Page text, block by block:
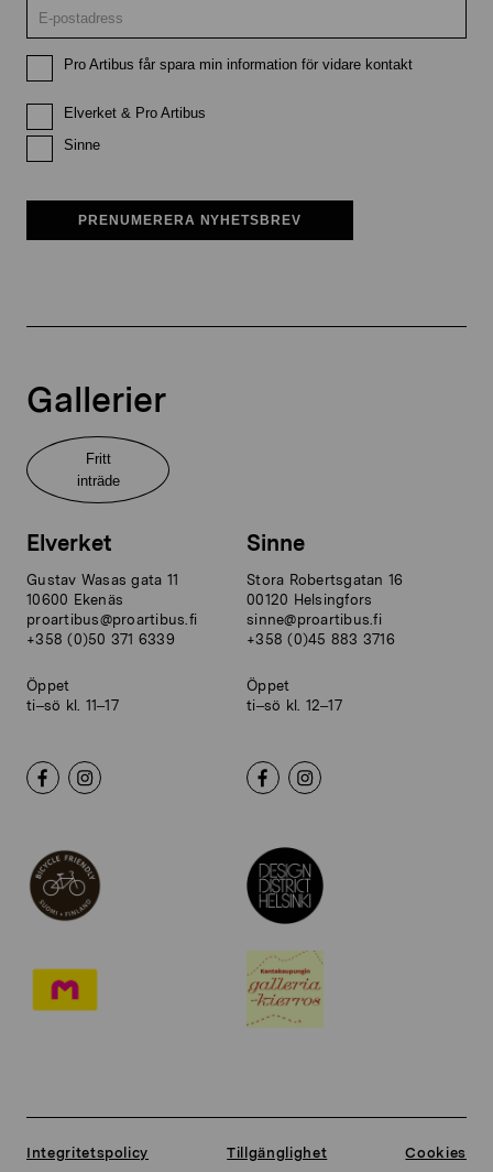
Pro Artibus får spara min information för vidare kontakt
Elverket & Pro Artibus
Sinne
PRENUMERERA NYHETSBREV
Gallerier
Fritt
inträde
Elverket
Gustav Wasas gata 11
10600 Ekenäs
proartibus@proartibus.fi
+358 (0)50 371 6339
Öppet
ti–sö kl. 11–17
Sinne
Stora Robertsgatan 16
00120 Helsingfors
sinne@proartibus.fi
+358 (0)45 883 3716
Öppet
ti–sö kl. 12–17
Integritetspolicy Tillgänglighet Cookies